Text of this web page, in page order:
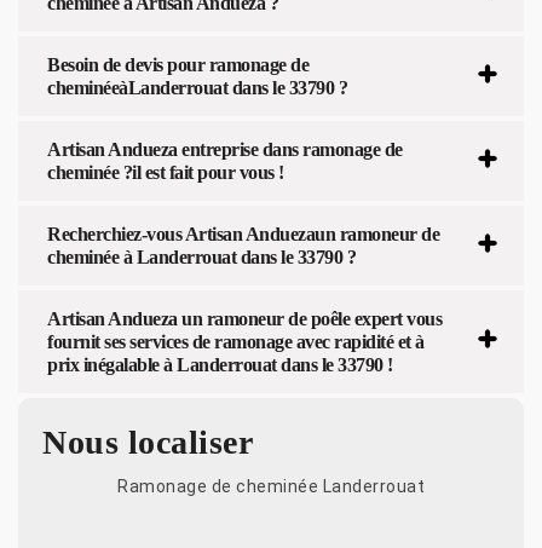
Besoin de devis pour ramonage de
cheminéeàLanderrouat dans le 33790 ?
Artisan Andueza entreprise dans ramonage de
cheminée ?il est fait pour vous !
Recherchiez-vous Artisan Anduezaun ramoneur de
cheminée à Landerrouat dans le 33790 ?
Artisan Andueza un ramoneur de poêle expert vous
fournit ses services de ramonage avec rapidité et à
prix inégalable à Landerrouat dans le 33790 !
Nous localiser
Ramonage de cheminée Landerrouat